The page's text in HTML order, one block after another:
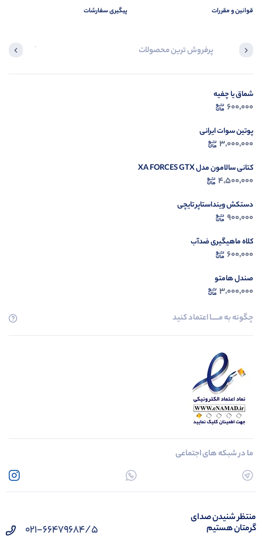
قوانین و مقررات
پیگیری سفارشات
پرفروش ترین محصولات آخرین
شماق یا چفیه
600,000
پوتین سوات ایرانی
3,000,000
کتانی سالامون مدل XA FORCES GTX
4,500,000
دستکش وینداستاپر تایچی
900,000
کلاه ماهیگیری ضدآب
600,000
صندل هامتو
3,000,000
چگونه به مــــــا اعتماد کنید
ما در شبکه های اجتماعی
منتظر شنیدن صدای
گرمتان هستیم 021-66479684/5